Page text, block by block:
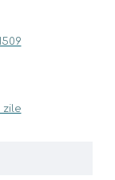
zile